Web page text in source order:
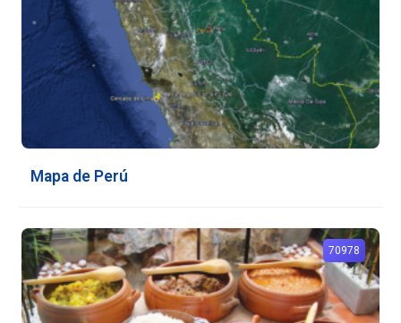
Mapa de Perú
70978